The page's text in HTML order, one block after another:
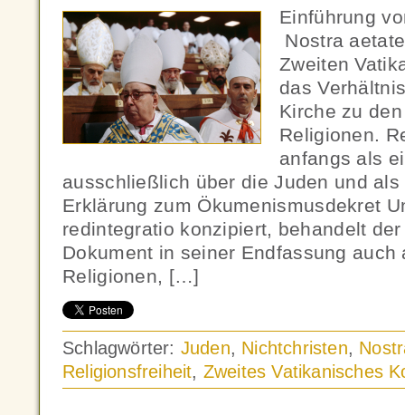
Einführung
Nostra
Zweiten
das
Kirche zu
Religionen.
anfangs als
ausschließlich über die Juden und
Erklärung zum Ökumenismusdekret
redintegratio konzipiert, behandelt
Dokument in seiner Endfassung
Religionen, […]
Schlagwörter: Juden, Nichtchristen,
Religionsfreiheit, Zweites Vatikanisches